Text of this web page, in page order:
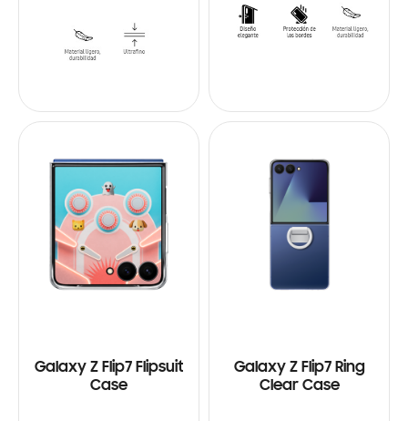
Galaxy Z Flip7 Flipsuit
Case
Galaxy Z Flip7 Ring
Clear Case